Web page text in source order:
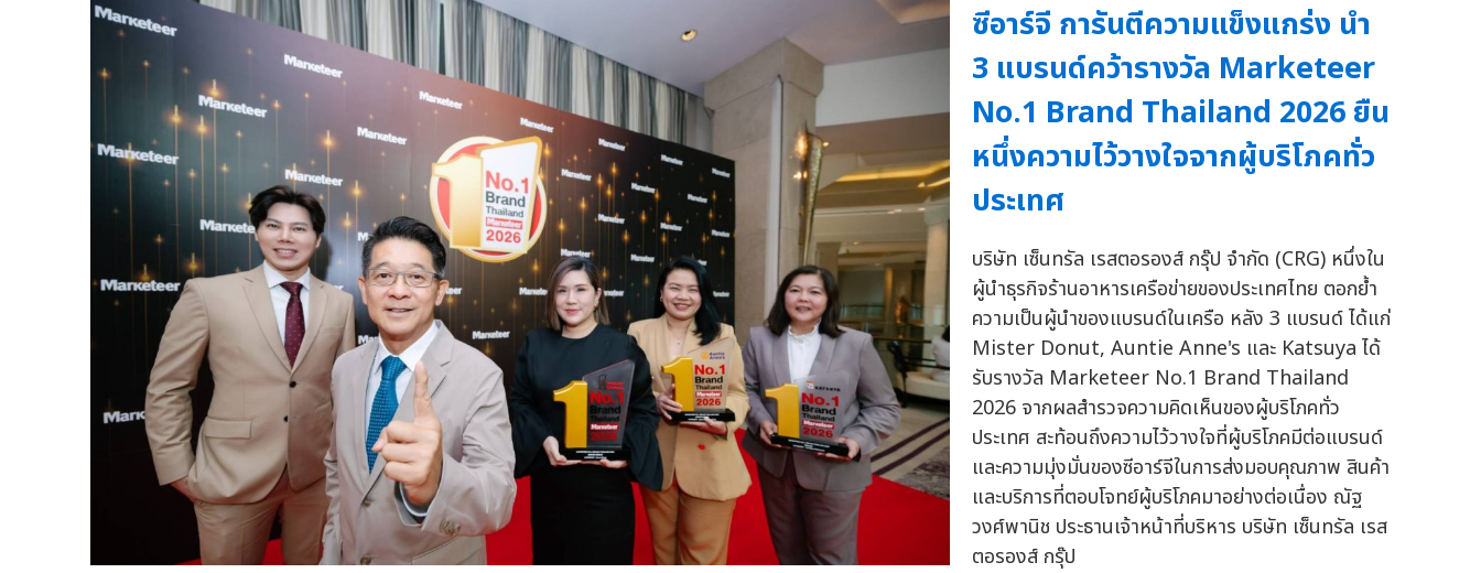
ซีอาร์จี การันตีความแข็งแกร่ง นำ
3 แบรนด์คว้ารางวัล Marketeer
No.1 Brand Thailand 2026 ยืน
หนึ่งความไว้วางใจจากผู้บริโภคทั่ว
ประเทศ
บริษัท เซ็นทรัล เรสตอรองส์ กรุ๊ป จำกัด (CRG) หนึ่งใน
ผู้นำธุรกิจร้านอาหารเครือข่ายของประเทศไทย ตอกย้ำ
ความเป็นผู้นำของแบรนด์ในเครือ หลัง 3 แบรนด์ ได้แก่
Mister Donut, Auntie Anne's และ Katsuya ได้
รับรางวัล Marketeer No.1 Brand Thailand
2026 จากผลสำรวจความคิดเห็นของผู้บริโภคทั่ว
ประเทศ สะท้อนถึงความไว้วางใจที่ผู้บริโภคมีต่อแบรนด์
และความมุ่งมั่นของซีอาร์จีในการส่งมอบคุณภาพ สินค้า
และบริการที่ตอบโจทย์ผู้บริโภคมาอย่างต่อเนื่อง ณัฐ
วงศ์พานิช ประธานเจ้าหน้าที่บริหาร บริษัท เซ็นทรัล เรส
ตอรองส์ กรุ๊ป